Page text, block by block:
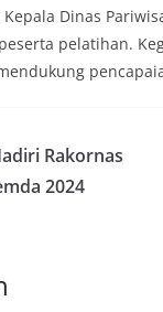
Dinas
pelatihan.
Rakornas
2024